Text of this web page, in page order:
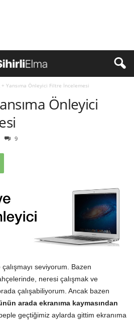
Yansıma Önleyici Filtre İncelemesi
Önleyici
9
seviyorum. Bazen
neresi çalışmak ve
çalışabiliyorum. Ancak bazen
arada ekranıma kaymasından
geçtiğimiz aylarda gittim ekranıma